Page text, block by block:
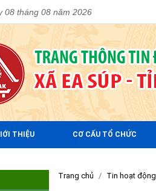
08 tháng 08 năm 2026
THIỆU CƠ CẤU TỔ CHỨC
Trang chủ Tin hoạt động